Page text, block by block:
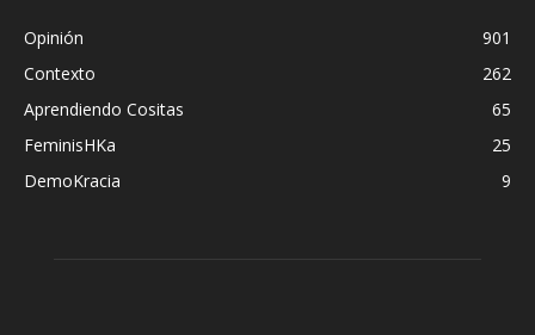
Opinión
901
Contexto
262
Aprendiendo Cositas
65
FeminisHKa
25
DemoKracia
9